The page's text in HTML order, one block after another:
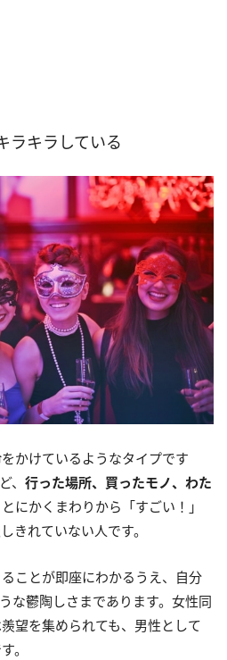
ラキラしている
かけているようなタイプです
、 行った場所、買ったモノ、わた
にかくまわりから「すごい！」
きれていない人です。
ことが即座にわかるうえ、自分
な鬱陶しさまであります。女性同
望を集められても、男性として
。